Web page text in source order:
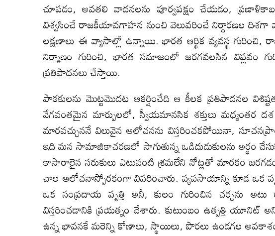
చూపడం, అవతలి వాదనలను పూర్వపక్షం చేయడం,
విశ్వసించే రాజకీయావగాహన నుంచి వెలువరించే నిర్ధారణల
లక్షణాలు ఈ వ్యాసాల్లో ఉన్నాయి. భారత ఆర్థిక వ్యవస్థ గురించి,
నిర్మాణం గురించి, భారత సమాజంలో జరగవలసిన విప్లవం
ప్రతిపాదనలు చేస్తాయి.
పాఠకులను మొట్టమొదట ఆకర్షించేది ఆ కీలక ప్రతిపాదనల
వేగవంతమైన మార్పులలో, స్వీయమానసిక శక్తులు మధ్యంతర
మారవచ్చుననే విలువైన ఆలోచనను విస్తరించకపోయినా,
ఇది మన సామాజికాచరణలో సాగుతున్న ఒడిదుడుకులను అర్థం
కాసారాలైన సరుకులు ఎటువంటి శ్రమలేని నోట్లతో మారకం
చాల ఆలోచనాస్ఫోరకంగా వివరించారు. వ్యవసాయాన్ని కూడ ఒక
ఒక సంప్రదాయ వృత్తి అనీ, కులం గురించిన చర్చను
విస్తరించడానికి ప్రయత్నం చేశారు. కుటుంబం ఉత్పత్తి యూనిట్
ఉన్న భావనకే మరెన్ని కోణాలు, స్థాయిలు, పొరలు ఉండగల